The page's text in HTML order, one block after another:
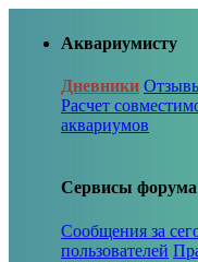
Аквариумисту
Дневники
Расчет
аквариумов
Сервисы форума
Сообщения за
пользователей